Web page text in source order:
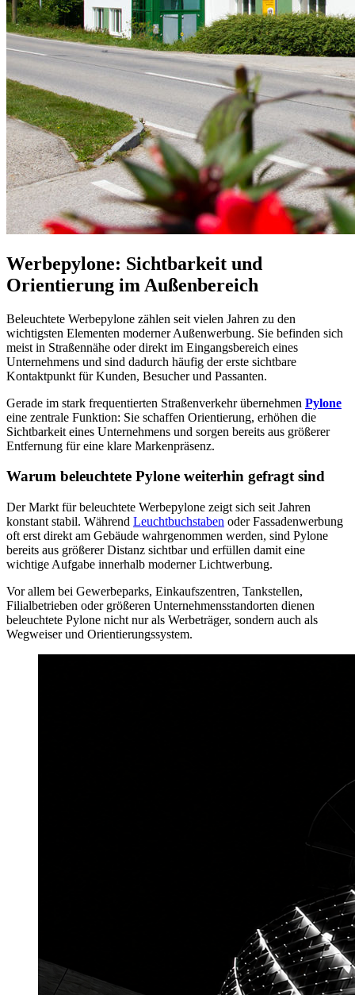
Werbepylone: Sichtbarkeit und
Orientierung im Außenbereich
Beleuchtete Werbepylone zählen seit vielen Jahren zu den
wichtigsten Elementen moderner Außenwerbung. Sie befinden sich
meist in Straßennähe oder direkt im Eingangsbereich eines
Unternehmens und sind dadurch häufig der erste sichtbare
Kontaktpunkt für Kunden, Besucher und Passanten.
Gerade im stark frequentierten Straßenverkehr übernehmen Pylone
eine zentrale Funktion: Sie schaffen Orientierung, erhöhen die
Sichtbarkeit eines Unternehmens und sorgen bereits aus größerer
Entfernung für eine klare Markenpräsenz.
Warum beleuchtete Pylone weiterhin gefragt sind
Der Markt für beleuchtete Werbepylone zeigt sich seit Jahren
konstant stabil. Während Leuchtbuchstaben oder Fassadenwerbung
oft erst direkt am Gebäude wahrgenommen werden, sind Pylone
bereits aus größerer Distanz sichtbar und erfüllen damit eine
wichtige Aufgabe innerhalb moderner Lichtwerbung.
Vor allem bei Gewerbeparks, Einkaufszentren, Tankstellen,
Filialbetrieben oder größeren Unternehmensstandorten dienen
beleuchtete Pylone nicht nur als Werbeträger, sondern auch als
Wegweiser und Orientierungssystem.